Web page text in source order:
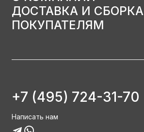
ДОСТАВКА И СБОРКА
ПОКУПАТЕЛЯМ
+7 (495) 724-31-70
Написать нам